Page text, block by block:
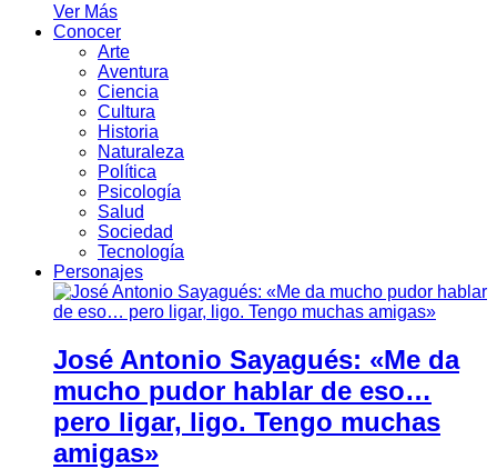
Ver Más
Conocer
Arte
Aventura
Ciencia
Cultura
Historia
Naturaleza
Política
Psicología
Salud
Sociedad
Tecnología
Personajes
José Antonio Sayagués: «Me da
mucho pudor hablar de eso…
pero ligar, ligo. Tengo muchas
amigas»